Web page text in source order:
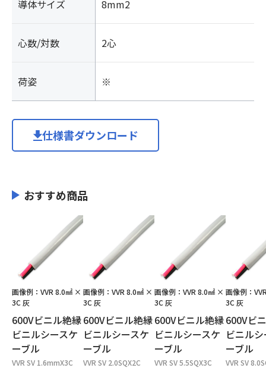
導体サイズ 8mm2
心数/対数 2心
荷姿 ※
仕様書ダウンロード
おすすめ商品
画像例：VVR 8.0㎟ ×
3C 灰
600Vビニル絶縁
ビニルシースケ
ーブル
VVR SV 1.6mmX3C
画像例：VVR 8.0㎟ ×
3C 灰
600Vビニル絶縁
ビニルシースケ
ーブル
VVR SV 2.0SQX2C
画像例：VVR 8.0㎟ ×
3C 灰
600Vビニル絶縁
ビニルシースケ
ーブル
VVR SV 5.5SQX3C
画像例：
3C 灰
600Vビ
ビニル
ーブル
VVR SV